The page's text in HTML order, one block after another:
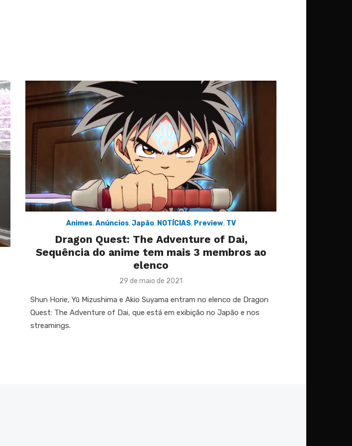
Animes,Anúncios,Japão, NOTÍCIAS, Preview, TV
Dragon Quest: The Adventure of Dai,
Sequência do anime tem mais 3 membros ao
elenco
Posted
29 de maio de 2021
Shun Horie, Yū Mizushima e Akio Suyama entram no elenco de Dragon
Quest: The Adventure of Dai, que está em exibição no Japão e nos
streamings.